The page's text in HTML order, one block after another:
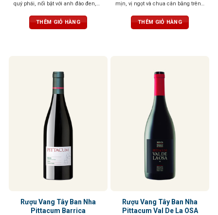
quý phái, nổi bật với anh đào đen,
tannin mượt mà, kéo dài ở hậu vị
cùng dư vị ngọt thanh dễ chịu. Kết
THÊM GIỎ HÀNG
mịn, vị ngọt và chua cân bằng trên
THÊM GIỎ HÀNG
Rượu Vang Tây Ban Nha
Pittacum Barrica
Rượu Vang Tây Ban Nha
Pittacum Val De La OSA